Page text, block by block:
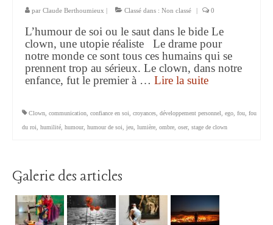
par Claude Berthoumieux | Classé dans : Non classé | 0
L’humour de soi ou le saut dans le bide Le
clown, une utopie réaliste Le drame pour
notre monde ce sont tous ces humains qui se
prennent trop au sérieux. Le clown, dans notre
enfance, fut le premier à … Lire la suite­­
Clown communication confiance en soi croyances développement personnel ego fou fou
du roi humilité humour, humour de soi jeu lumière ombre oser, stage de clown
Galerie des articles